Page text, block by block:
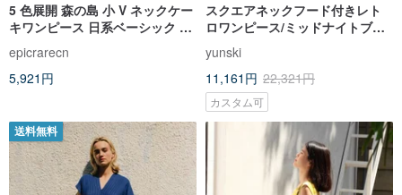
5 色展開 森の島 小 V ネックケー
キワンピース 日系ベーシック 7
分袖 エレガントミモレ丈ワンピ
ース
epicrarecn
5,921円
スクエアネックフード付きレト
ロワンピース/ミッドナイトブル
yunski
11,161円 22,321円
カスタム可
送料無料